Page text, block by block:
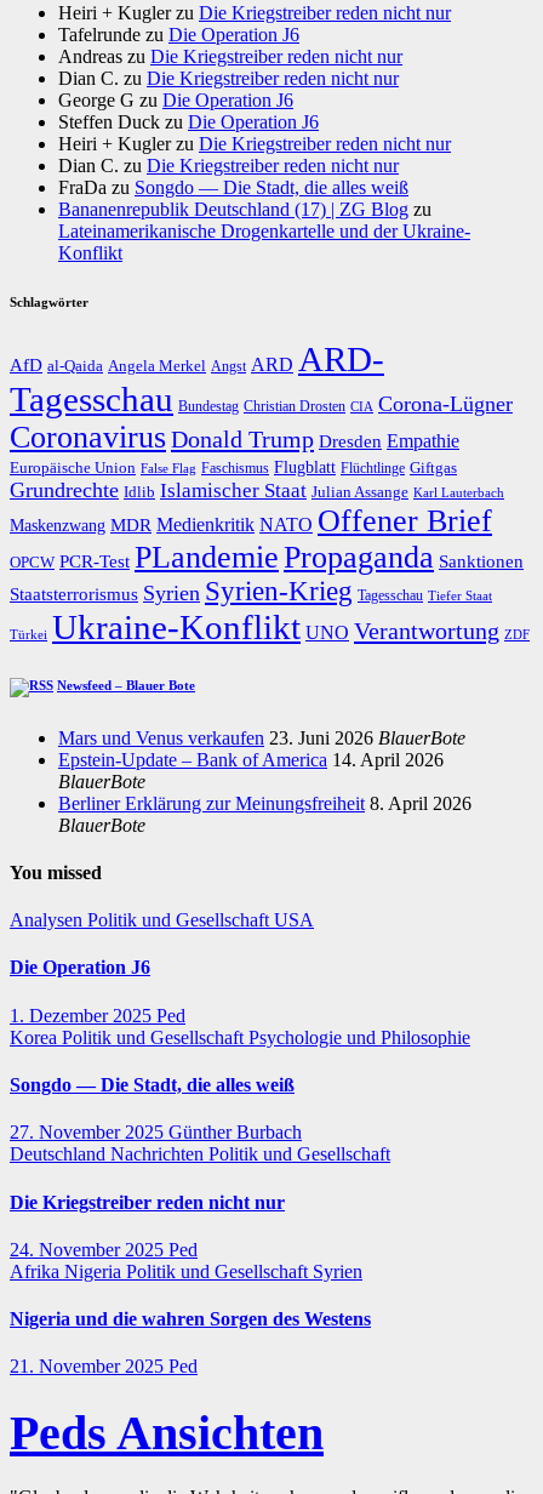
Heiri + Kuglerzu Die Kriegstreiber reden nicht nur
Tafelrunde zu Die Operation J6
Andreas zu Die Kriegstreiber reden nicht nur
Dian C. zu Die Kriegstreiber reden nicht nur
George G zu Die Operation J6
Steffen Duck zu Die Operation J6
Heiri + Kuglerzu Die Kriegstreiber reden nicht nur
Dian C. zu Die Kriegstreiber reden nicht nur
FraDa zu Songdo — Die Stadt, die alles weiß
Bananenrepublik Deutschland (17) | ZG Blog zu
Lateinamerikanische Drogenkartelle und der Ukraine-
Konflikt
Schlagwörter
AfD al-Qaida Angela Merkel Angst ARD ARD-
Tagesschau Bundestag Christian Drosten CIA Corona-Lügner
CoronavirusDonald Trump Dresden Empathie
Europäische Union False Flag Faschismus Flugblatt Flüchtlinge Giftgas
Grundrechte Idlib Islamischer Staat Julian Assange Karl Lauterbach
Maskenzwang MDR Medienkritik NATO Offener Brief
OPCW PCR-Test PLandemiePropaganda Sanktionen
Staatsterrorismus Syrien Syrien-Krieg Tagesschau Tiefer Staat
Türkei Ukraine-Konflikt UNO Verantwortung ZDF
Newsfeed – Blauer Bote
Mars und Venus verkaufen 23. Juni 2026 BlauerBote
Epstein-Update – Bank of America 14. April 2026
BlauerBote
Berliner Erklärung zur Meinungsfreiheit 8. April 2026
BlauerBote
You missed
Analysen Politik und Gesellschaft USA
Die Operation J6
1. Dezember 2025 Ped
Korea Politik und Gesellschaft Psychologie und Philosophie
Songdo — Die Stadt, die alles weiß
27. November 2025 Günther Burbach
Deutschland Nachrichten Politik und Gesellschaft
Die Kriegstreiber reden nicht nur
24. November 2025 Ped
Afrika Nigeria Politik und Gesellschaft Syrien
Nigeria und die wahren Sorgen des Westens
21. November 2025 Ped
Peds Ansichten